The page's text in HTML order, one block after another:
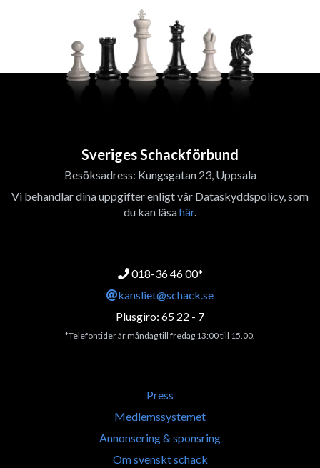
Sveriges Schackförbund
Besöksadress: Kungsgatan 23, Uppsala
Vi behandlar dina uppgifter enligt vår Dataskyddspolicy, som
du kan läsahär.
018-36 46 00*
kansliet@schack.se
Plusgiro: 65 22 - 7
*Telefontider är måndag till fredag 13:00 till 15.00.
Press
Medlemssystemet
Annonsering & sponsring
Om svenskt schack